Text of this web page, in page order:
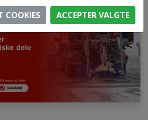
COOKIES ACCEPTER VALGTE